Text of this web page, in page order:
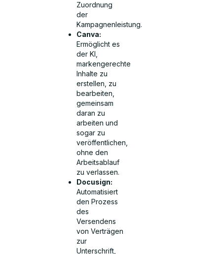
Zuordnung
der
Kampagnenleistung.
Canva:
Ermöglicht es
der KI,
markengerechte
Inhalte zu
erstellen, zu
bearbeiten,
gemeinsam
daran zu
arbeiten und
sogar zu
veröffentlichen,
ohne den
Arbeitsablauf
zu verlassen.
Docusign:
Automatisiert
den Prozess
des
Versendens
von Verträgen
zur
Unterschrift,